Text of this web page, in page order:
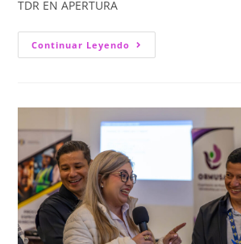
TDR EN APERTURA
Continuar Leyendo